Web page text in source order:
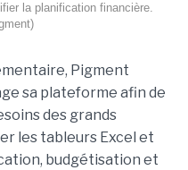
la planification financière.
Pigment
sa plateforme afin de
des grands
les tableurs Excel et
budgétisation et